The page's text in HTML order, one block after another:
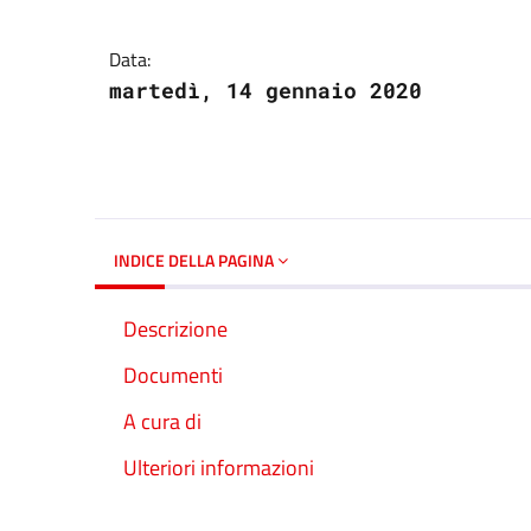
Data:
martedì, 14 gennaio 2020
INDICE DELLA PAGINA
Descrizione
Documenti
A cura di
Ulteriori informazioni